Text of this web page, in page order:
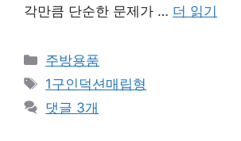
각만큼 단순한 문제가 … 더 읽기
카
테
리
주방용품
태
그
1구인덕션매립형
댓글 3개